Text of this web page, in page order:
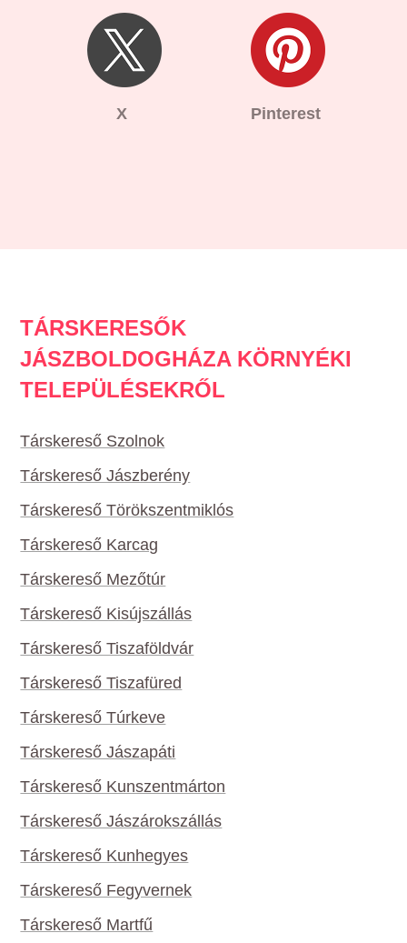
X Pinterest
TÁRSKERESŐK
JÁSZBOLDOGHÁZA KÖRNYÉKI
TELEPÜLÉSEKRŐL
Társkereső Szolnok
Társkereső Jászberény
Társkereső Törökszentmiklós
Társkereső Karcag
Társkereső Mezőtúr
Társkereső Kisújszállás
Társkereső Tiszaföldvár
Társkereső Tiszafüred
Társkereső Túrkeve
Társkereső Jászapáti
Társkereső Kunszentmárton
Társkereső Jászárokszállás
Társkereső Kunhegyes
Társkereső Fegyvernek
Társkereső Martfű